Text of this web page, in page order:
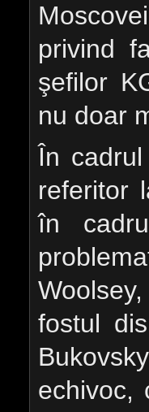
privind
şefilor
nu doar
În
referitor
în
fostul
echivoc,